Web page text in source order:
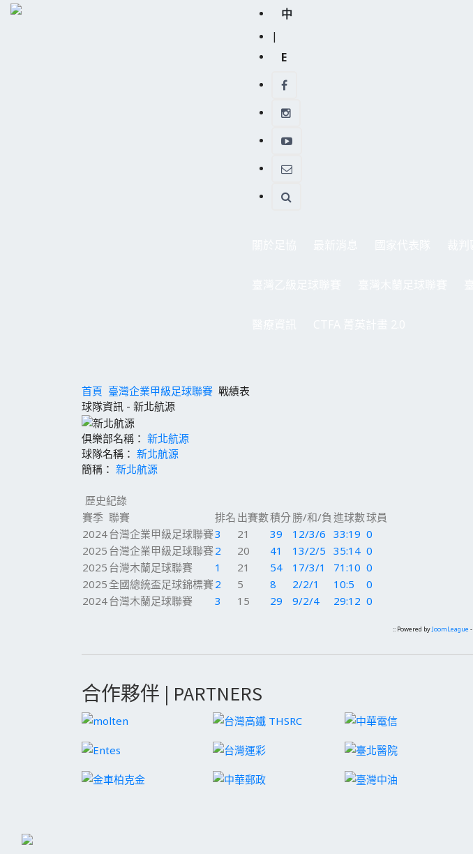
中
|
E
首頁 臺灣企業甲級足球聯賽 戰績表
球隊資訊 - 新北航源
俱樂部名稱： 新北航源
球隊名稱： 新北航源
簡稱： 新北航源
歷史紀錄
賽季 聯賽 排名 出賽數積分勝/和/負 進球數球員
2024台灣企業甲級足球聯賽3 21 39 12/3/6 33:19 0
2025 台灣企業甲級足球聯賽 2 20 41 13/2/5 35:14 0
2025 台灣木蘭足球聯賽 1 21 54 17/3/1 71:10 0
2025 全國總統盃足球錦標賽 2 5 8 2/2/1 10:5
0
2024台灣木蘭足球聯賽 3 15 29 9/2/4 29:12 0
:: Powered by JoomLeague -
合作夥伴 | PARTNERS